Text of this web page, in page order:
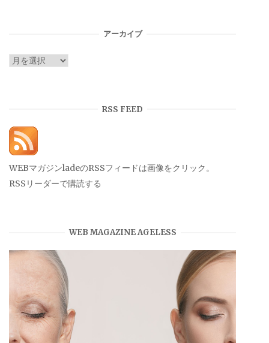
アーカイブ
ア
RSS FEED
WEBマガジンladeのRSSフィードは画像をクリック。
RSSリーダーで購読する
WEB MAGAZINE AGELESS